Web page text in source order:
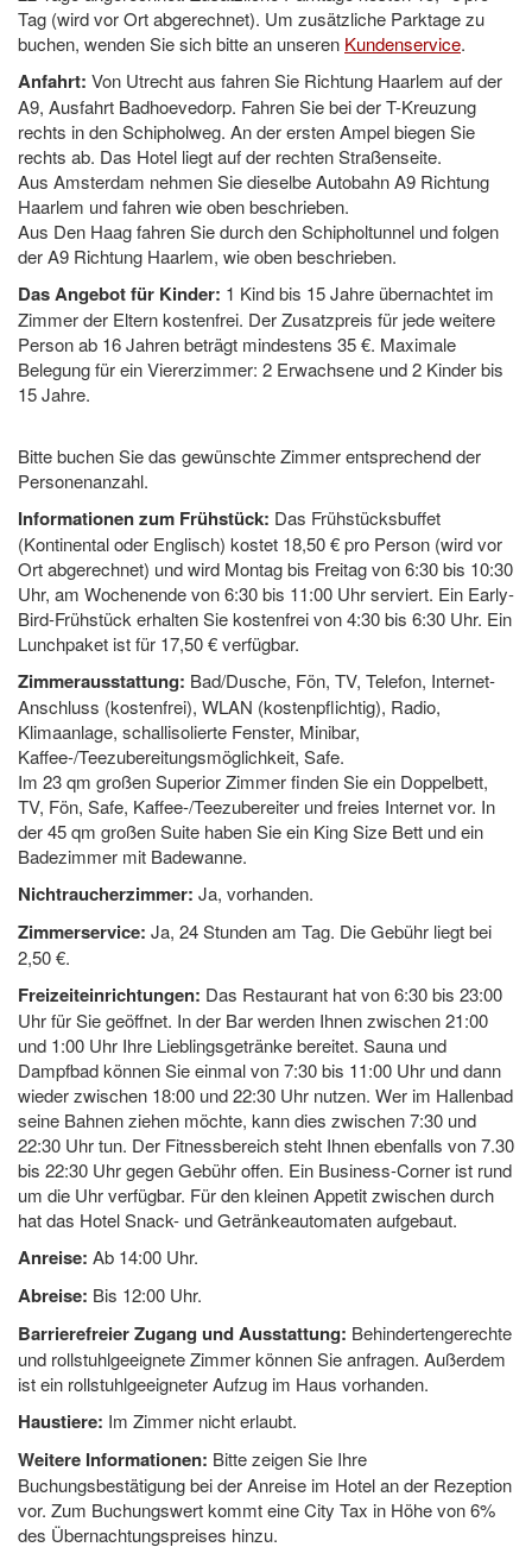
Tag (wird vor Ort abgerechnet). Um zusätzliche Parktage zu
buchen, wenden Sie sich bitte an unseren Kundenservice.
Anfahrt: Von Utrecht aus fahren Sie Richtung Haarlem auf der
A9, Ausfahrt Badhoevedorp. Fahren Sie bei derT-Kreuzung
rechts in den Schipholweg. An der ersten Ampel biegen Sie
rechts ab. Das Hotel liegt auf der rechten Straßenseite.
Aus Amsterdam nehmen Sie dieselbe Autobahn A9 Richtung
Haarlem und fahren wie oben beschrieben.
Aus Den Haag fahren Sie durch den Schipholtunnel und folgen
der A9 Richtung Haarlem, wie oben beschrieben.
Das Angebot für Kinder: 1 Kind bis 15 Jahre übernachtet im
Zimmer der Eltern kostenfrei. Der Zusatzpreis für jede weitere
Person ab 16 Jahren beträgt mindestens 35 €. Maximale
Belegung für ein Viererzimmer: 2 Erwachsene und 2 Kinder bis
15 Jahre.
Bitte buchen Sie das gewünschte Zimmer entsprechend der
Personenanzahl.
Informationen zum Frühstück: Das Frühstücksbuffet
(Kontinental oder Englisch) kostet 18,50 € pro Person (wird vor
Ort abgerechnet) und wird Montag bis Freitag von 6:30 bis 10:30
Uhr, am Wochenende von 6:30 bis 11:00 Uhr serviert. Ein Early-
Bird-Frühstück erhalten Sie kostenfrei von 4:30 bis 6:30 Uhr. Ein
Lunchpaket ist für 17,50 € verfügbar.
Zimmerausstattung: Bad/Dusche, Fön, TV, Telefon, Internet-
Anschluss (kostenfrei), WLAN (kostenpflichtig), Radio,
Klimaanlage, schallisolierte Fenster, Minibar,
Kaffee-/Teezubereitungsmöglichkeit, Safe.
Im 23 qm großen Superior Zimmer finden Sie ein Doppelbett,
TV, Fön, Safe, Kaffee-/Teezubereiter und freies Internet vor. In
der 45 qm großen Suite haben Sie ein King Size Bett und ein
Badezimmer mit Badewanne.
Nichtraucherzimmer: Ja, vorhanden.
Zimmerservice: Ja, 24 Stunden am Tag. Die Gebühr liegt bei
2,50 €.
Freizeiteinrichtungen: Das Restaurant hat von 6:30 bis 23:00
Uhr für Sie geöffnet. In der Bar werden Ihnen zwischen 21:00
und 1:00 Uhr Ihre Lieblingsgetränke bereitet. Sauna und
Dampfbad können Sie einmal von 7:30 bis 11:00 Uhr und dann
wieder zwischen 18:00 und 22:30 Uhr nutzen. Wer im Hallenbad
seine Bahnen ziehen möchte, kann dies zwischen 7:30 und
22:30 Uhr tun. Der Fitnessbereich steht Ihnen ebenfalls von 7.30
bis 22:30 Uhr gegen Gebühr offen. Ein Business-Corner ist rund
um die Uhr verfügbar. Für den kleinen Appetit zwischen durch
hat das Hotel Snack- und Getränkeautomaten aufgebaut.
Anreise: Ab 14:00 Uhr.
Abreise: Bis 12:00 Uhr.
Barrierefreier Zugang und Ausstattung: Behindertengerechte
und rollstuhlgeeignete Zimmer können Sie anfragen. Außerdem
ist ein rollstuhlgeeigneter Aufzug im Haus vorhanden.
Haustiere: Im Zimmer nicht erlaubt.
Weitere Informationen: Bitte zeigen Sie Ihre
Buchungsbestätigung bei der Anreise im Hotel an der Rezeption
vor. Zum Buchungswert kommt eine City Tax in Höhe von 6%
des Übernachtungspreises hinzu.